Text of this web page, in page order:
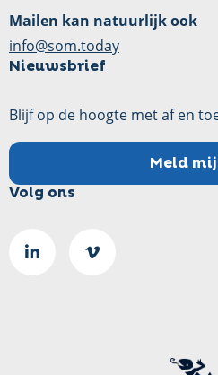
Mailen kan natuurlijk ook
info@som.today
Nieuwsbrief
Blijf op de hoogte met af en
Meld
Volg ons
Ga
Go